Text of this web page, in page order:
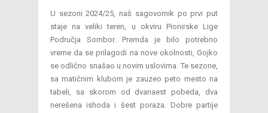
U sezoni 2024/25, naš sagovornik po prvi put
staje na veliki teren, u okviru Pionirske Lige
Područja Sombor. Premda je bilo potrebno
vreme da se prilagodi na nove okolnosti, Gojko
se odlično snašao u novim uslovima. Te sezone,
sa matičnim klubom je zauzeo peto mesto na
tabeli, sa skorom od dvanaest pobeda, dva
nerešena ishoda i šest poraza. Dobre partije